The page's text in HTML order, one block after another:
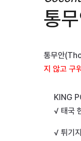
통
통무안
지 않고 구
KING
√ 태국
√ 튀기